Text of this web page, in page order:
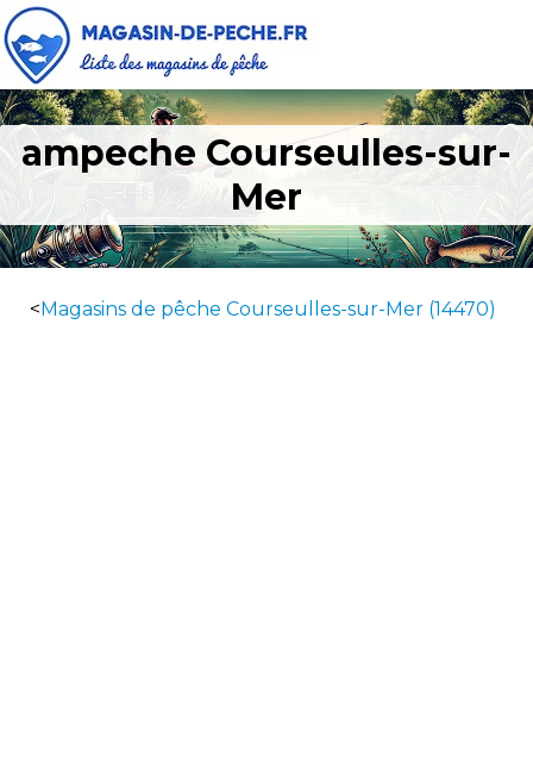
ampeche Courseulles-sur-
Mer
<Magasins de pêche Courseulles-sur-Mer (14470)